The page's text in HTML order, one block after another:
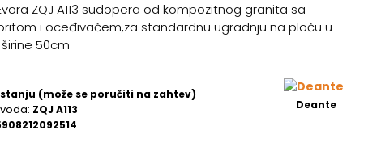
ZQJ A113 sudopera od kompozitnog granita sa
i oceđivačem,za standardnu ugradnju na ploču u
50cm
(može se poručiti na zahtev)
ZQJ A113 Deante